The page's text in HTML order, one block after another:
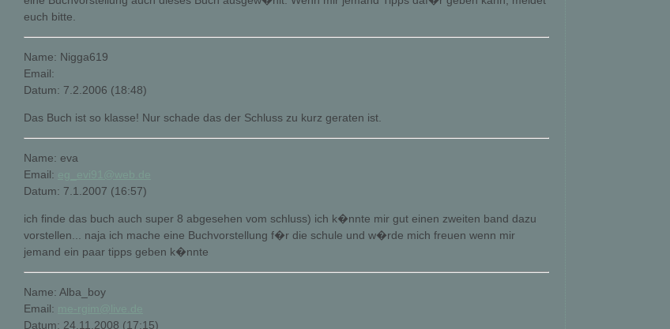
euch bitte.
Name: Nigga619
Email:
Datum: 7.2.2006 (18:48)
Das Buch ist so klasse! Nur schade das der Schluss zu kurz geraten ist.
Name: eva
Email:
Datum: 7.1.2007 (16:57)
ich finde das buch auch super 8 abgesehen vom schluss) ich k�nnte mir gut einen zweiten band dazu
vorstellen... naja ich mache eine Buchvorstellung f�r die schule und w�rde mich freuen wenn mir
jemand ein paar tipps geben k�nnte
Name: Alba_boy
Email:
Datum: 24.11.2008 (17:15)